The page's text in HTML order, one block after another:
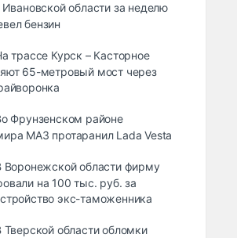
Ивановской области за неделю
бензин
трассе Курск – Касторное
65-метровый мост через
Фрунзенском районе
МАЗ протаранил Lada Vesta
Воронежской области фирму
на 100 тыс. руб. за
экс-таможенника
Тверской области обломки